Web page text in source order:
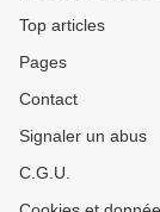
Top articles
Pages
Contact
Signaler un abus
C.G.U.